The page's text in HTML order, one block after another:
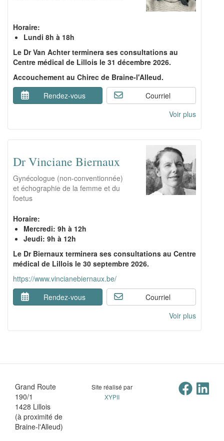
Horaire:
Lundi 8h à 18h
Le Dr Van Achter terminera ses consultations au
Centre médical de Lillois le 31 décembre 2026.
Accouchement au Chirec de Braine-l'Alleud.
Rendez-vous
Courriel
Voir plus
Dr Vinciane Biernaux
Gynécologue (non-conventionnée)
et échographie de la femme et du
foetus
Horaire:
Mercredi: 9h à 12h
Jeudi: 9h à 12h
Le Dr Biernaux terminera ses consultations au Centre
médical de Lillois le 30 septembre 2026.
https://www.vincianebiernaux.be/
Rendez-vous
Courriel
Voir plus
Grand Route
190/1
1428 Lillois
(à proximité de
Braine-l'Alleud)
Site réalisé par
XYPII